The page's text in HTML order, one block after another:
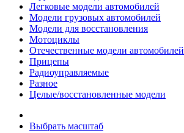
Легковые модели автомобилей
Модели грузовых автомобилей
Модели для восстановления
Мотоциклы
Отечественные модели автомобилей
Прицепы
Радиоуправляемые
Разное
Целые/восстановленные модели
Выбрать масштаб